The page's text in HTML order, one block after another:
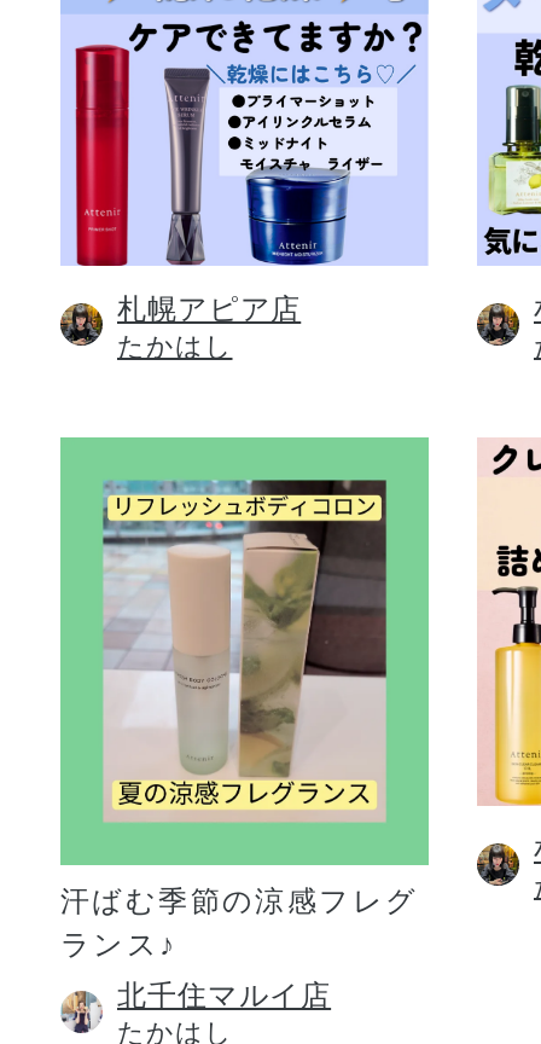
札幌アピア店
たかはし
汗ばむ季節の涼感フレグ
ランス♪
北千住マルイ店
たかはし